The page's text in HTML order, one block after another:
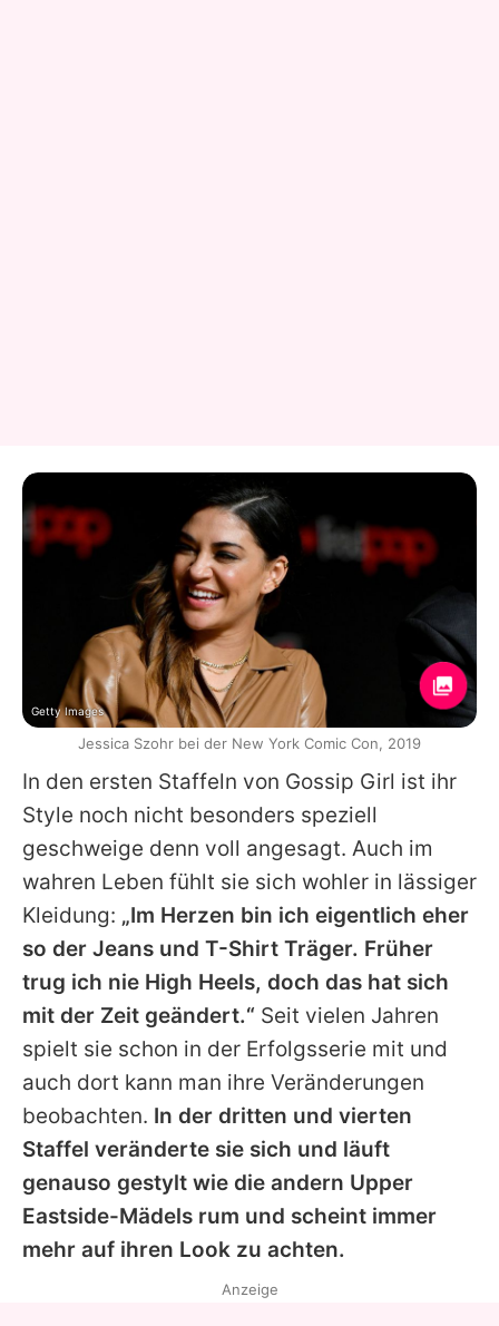
In den ersten Staffeln von Gossip Girl ist ihr
Style noch nicht besonders speziell
geschweige denn voll angesagt. Auch im
wahren Leben fühlt sie sich wohler in lässiger
Kleidung: „Im Herzen bin ich eigentlich eher
so der Jeans und T-Shirt Träger. Früher
trug ich nie High Heels, doch das hat sich
mit der Zeit geändert.“ Seit vielen Jahren
spielt sie schon in der Erfolgsserie mit und
auch dort kann man ihre Veränderungen
beobachten. In der dritten und vierten
Staffel veränderte sie sich und läuft
genauso gestylt wie die andern Upper
Eastside-Mädels rum und scheint immer
mehr auf ihren Look zu achten.
Getty Images
Jessica Szohr bei der New York Comic Con, 2019
Anzeige